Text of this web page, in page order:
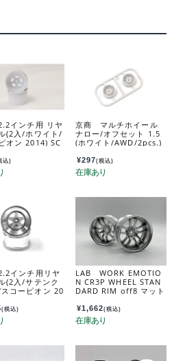
インチ用 リヤ
(2入/ホワイト/
オン 2014) SC
込)
京商 マルチホイール
ナロー/オフセット 1.5
(ホワイト/AWD/2pcs.)
¥297(税込)
インチ用リヤ
(2入/サテンク
コーピオン 20
(税込)
LAB WORK EMOTIO
N CR3P WHEEL STAN
DARD RIM off8 マット
a
¥1,662(税込)